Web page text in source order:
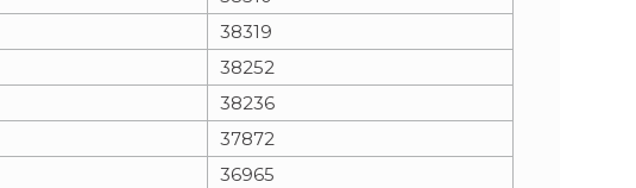
38319
38252
38236
37872
36965